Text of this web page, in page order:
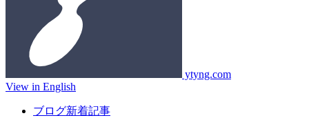
ytyng.com
View in English
ブログ新着記事